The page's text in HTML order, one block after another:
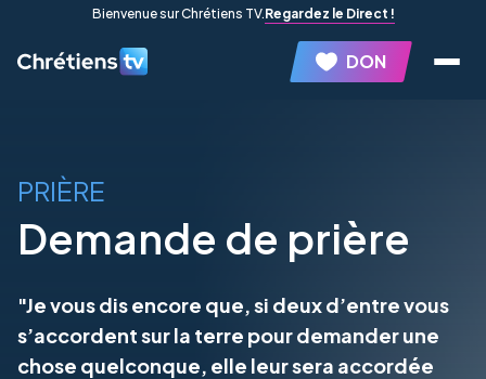
Bienvenue sur Chrétiens TV.Regardez le Direct !
DON
PRIÈRE
Demande de prière
"Je vous dis encore que, si deux d’entre vous
s’accordent sur la terre pour demander une
chose quelconque, elle leur sera accordée